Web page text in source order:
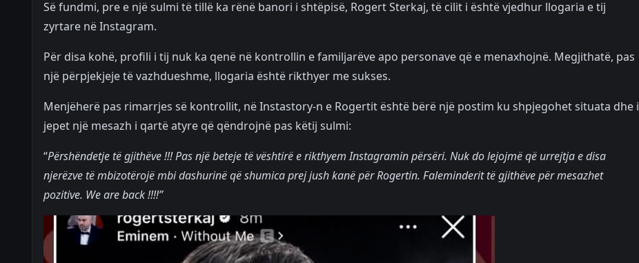
Së fundmi, pre e një sulmi të tillë ka rënë banori i shtëpisë, Rogert Sterkaj, të cilit i është vjedhur llogaria e tij
zyrtare në Instagram.
Për disa kohë, profili i tij nuk ka qenë në kontrollin e familjarëve apo personave që e menaxhojnë. Megjithatë, pas
një përpjekjeje të vazhdueshme, llogaria është rikthyer me sukses.
Menjëherë pas rimarrjes së kontrollit, në Instastory-n e Rogertit është bërë një postim ku shpjegohet situata dhe i
jepet një mesazh i qartë atyre që qëndrojnë pas këtij sulmi:
“Përshëndetje të gjithëve !!! Pas një beteje të vështirë e rikthyem Instagramin përsëri. Nuk do lejojmë që urrejtja e disa
njerëzve të mbizotërojë mbi dashurinë që shumica prej jush kanë për Rogertin. Faleminderit të gjithëve për mesazhet
pozitive. We are back !!!!”